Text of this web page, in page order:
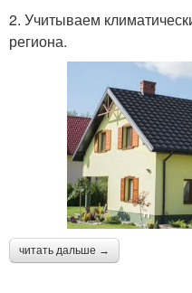
2. Учитываем
региона.
читать дальше →